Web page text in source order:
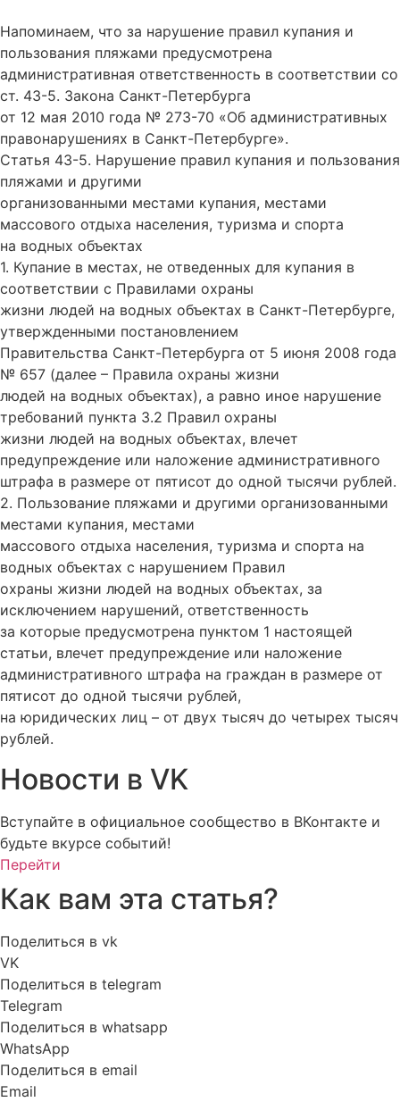
Напоминаем, что за нарушение правил купания и
пользования пляжами предусмотрена
административная ответственность в соответствии со
ст. 43-5. Закона Санкт-Петербурга
от 12 мая 2010 года № 273-70 «Об административных
правонарушениях в Санкт-Петербурге».
Статья 43-5. Нарушение правил купания и пользования
пляжами и другими
организованными местами купания, местами
массового отдыха населения, туризма и спорта
на водных объектах
1. Купание в местах, не отведенных для купания в
соответствии с Правилами охраны
жизни людей на водных объектах в Санкт-Петербурге,
утвержденными постановлением
Правительства Санкт-Петербурга от 5 июня 2008 года
№ 657 (далее – Правила охраны жизни
людей на водных объектах), а равно иное нарушение
требований пункта 3.2 Правил охраны
жизни людей на водных объектах, влечет
предупреждение или наложение административного
штрафа в размере от пятисот до одной тысячи рублей.
2. Пользование пляжами и другими организованными
местами купания, местами
массового отдыха населения, туризма и спорта на
водных объектах с нарушением Правил
охраны жизни людей на водных объектах, за
исключением нарушений, ответственность
за которые предусмотрена пунктом 1 настоящей
статьи, влечет предупреждение или наложение
административного штрафа на граждан в размере от
пятисот до одной тысячи рублей,
на юридических лиц – от двух тысяч до четырех тысяч
рублей.
Новости в VK
Вступайте в официальное сообщество в ВКонтакте и
будьте вкурсе событий!
Перейти
Как вам эта статья?
Поделиться в vk
VK
Поделиться в telegram
Telegram
Поделиться в whatsapp
WhatsApp
Поделиться в email
Email